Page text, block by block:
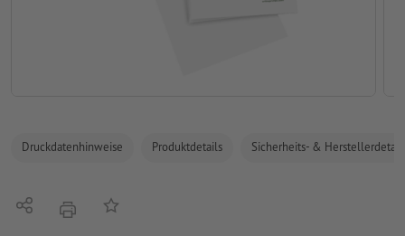
Druckdatenhinweise Produktdetails Sicherheits- &
Teilen DruckenAuf die Merkliste